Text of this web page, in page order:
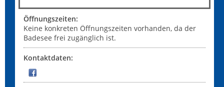
Öffnungszeiten:
Keine konkreten Öffnungszeiten vorhanden, da der
Badesee frei zugänglich ist.
Kontaktdaten: